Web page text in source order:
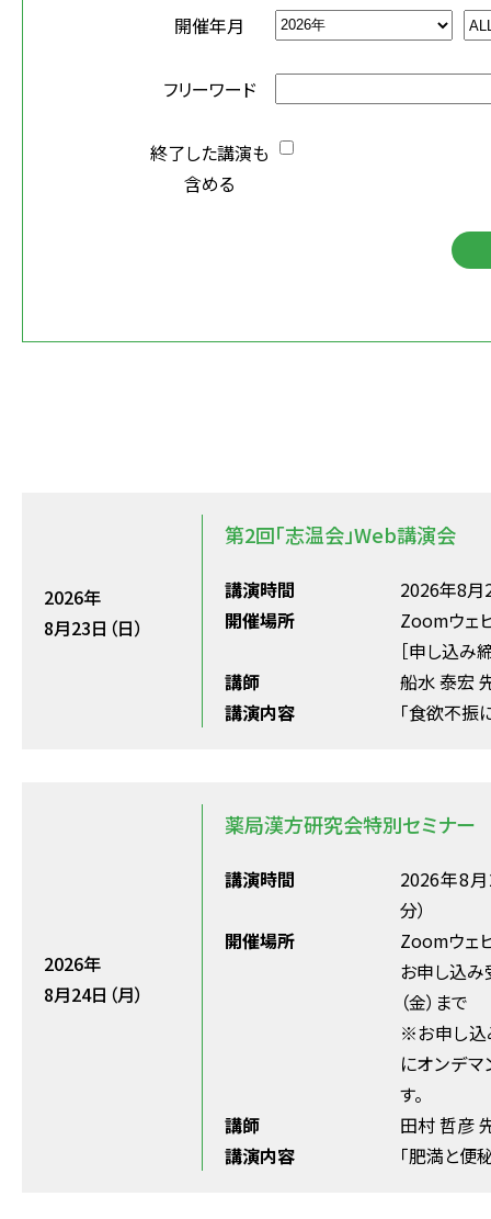
開催年月
フリーワード
終了した講演も
含める
2026年
8月23日（日）
第2回「志温会」Web講演会
講演時間
2026年8月
開催場所
Zoomウェ
［申し込み
講師
船水 泰宏
講演内容
「食欲不振
2026年
8月24日（月）
薬局漢方研究会特別セミナー
講演時間
2026年8月
分）
開催場所
Zoomウ
お申し込
（金）まで
※お申し込
にオンデ
す。
講師
田村 哲彦
講演内容
「肥満と便